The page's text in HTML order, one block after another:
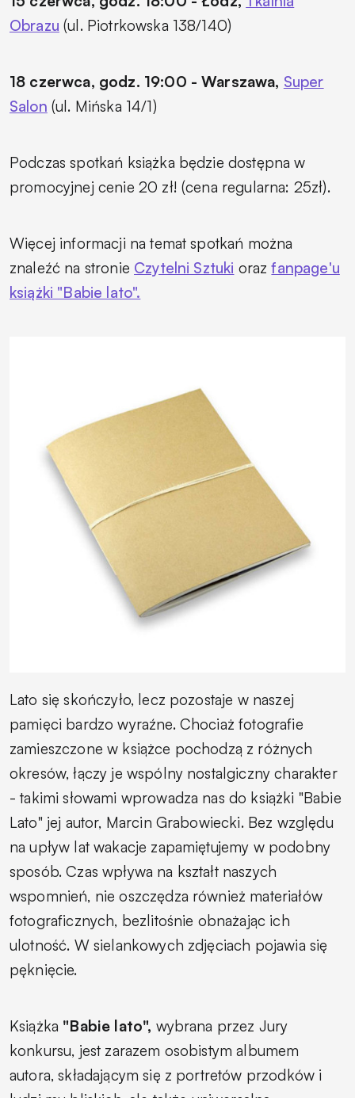
Obrazu (ul. Piotrkowska 138/140)
18 czerwca, godz. 19:00 - Warszawa, Super
Salon (ul. Mińska 14/1)
Podczas spotkań książka będzie dostępna w
promocyjnej cenie 20 zł! (cena regularna: 25zł).
Więcej informacji na temat spotkań można
znaleźć na stronie Czytelni Sztuki orazfanpage'u
książki "Babie lato".
Lato się skończyło, lecz pozostaje w naszej
pamięci bardzo wyraźne. Chociaż fotografie
zamieszczone w książce pochodzą z różnych
okresów, łączy je wspólny nostalgiczny charakter
- takimi słowami wprowadza nas do książki "Babie
Lato" jej autor, Marcin Grabowiecki. Bez względu
na upływ lat wakacje zapamiętujemy w podobny
sposób. Czas wpływa na kształt naszych
wspomnień, nie oszczędza również materiałów
fotograficznych, bezlitośnie obnażając ich
ulotność. W sielankowych zdjęciach pojawia się
pęknięcie.
Książka "Babie lato", wybrana przez Jury
konkursu, jest zarazem osobistym albumem
autora, składającym się z portretów przodków i